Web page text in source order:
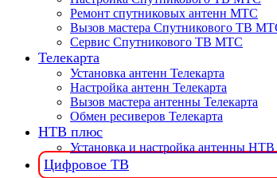
Ремонт спутниковых антенн МТС
Вызов мастера Спутникового ТВ
Сервис Спутникового ТВ МТС
Телекарта
Установка антенн Телекарта
Настройка антенн Телекарта
Вызов мастера антенны Телекарта
Обмен ресиверов Телекарта
НТВ плюс
Установка и настройка антенны
Цифровое ТВ